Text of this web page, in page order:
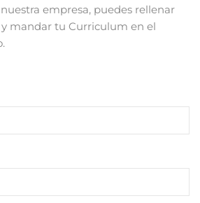
empresa, puedes rellenar
mandar tu Curriculum en el